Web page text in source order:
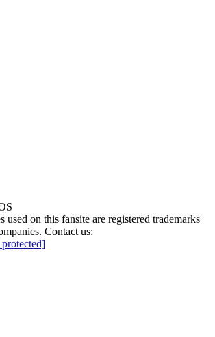
used on this fansite are registered trademarks
Contact us: